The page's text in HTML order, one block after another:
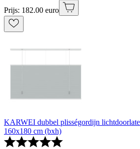
Prijs: 182.00 euro
KARWEI dubbel plisségordijn
160x180 cm (bxh)